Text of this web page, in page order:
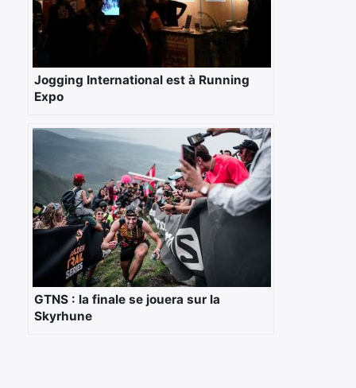
Jogging International est à Running
Expo
GTNS : la finale se jouera sur la
Skyrhune